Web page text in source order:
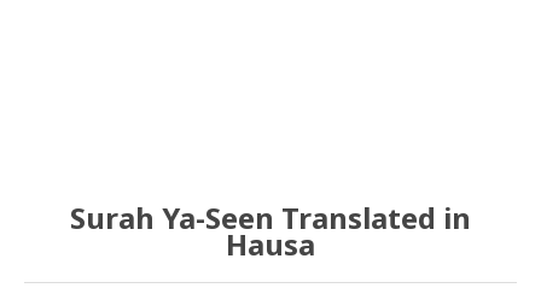
Surah Ya-Seen Translated in
Hausa